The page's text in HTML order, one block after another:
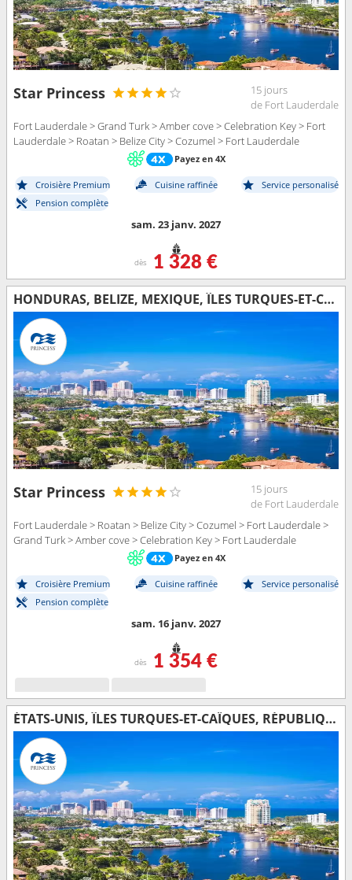
Star Princess
15 jours
de Fort Lauderdale
Fort Lauderdale > Grand Turk > Amber cove > Celebration Key > Fort
Lauderdale > Roatan > Belize City > Cozumel > Fort Lauderdale
Payez en 4X
Croisière Premium Cuisine raffinée
Service personalisé
Pension complète
sam. 23 janv. 2027
dès 1 328 €
HONDURAS, BELIZE, MEXIQUE, ÎLES TURQUES-ET-CAÏQUES, RÉPUBLIQUE DOMINICAINE, BAHAMAS, ÉTATS-UNIS
Star Princess
15 jours
de Fort Lauderdale
Fort Lauderdale > Roatan > Belize City > Cozumel > Fort Lauderdale >
Grand Turk > Amber cove > Celebration Key > Fort Lauderdale
Payez en 4X
Croisière Premium Cuisine raffinée
Service personalisé
Pension complète
sam. 16 janv. 2027
dès 1 354 €
ÉTATS-UNIS, ÎLES TURQUES-ET-CAÏQUES, RÉPUBLIQUE DOMINICAINE, BAHAMAS, MEXIQUE, BELIZE, HONDURAS